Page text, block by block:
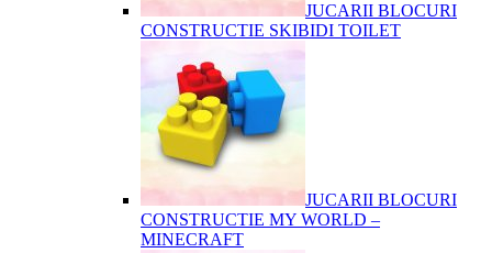
JUCARII BLOCURI
CONSTRUCTIE SKIBIDI TOILET
JUCARII BLOCURI
CONSTRUCTIE MY WORLD –
MINECRAFT